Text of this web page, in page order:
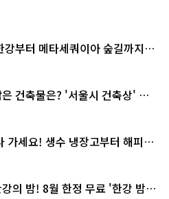
강부터 메타세쿼이아 숲길까지…
건축물은? '서울시 건축상' 수
가세요! 생수 냉장고부터 해피소
의 밤! 8월 한정 무료 '한강 밤